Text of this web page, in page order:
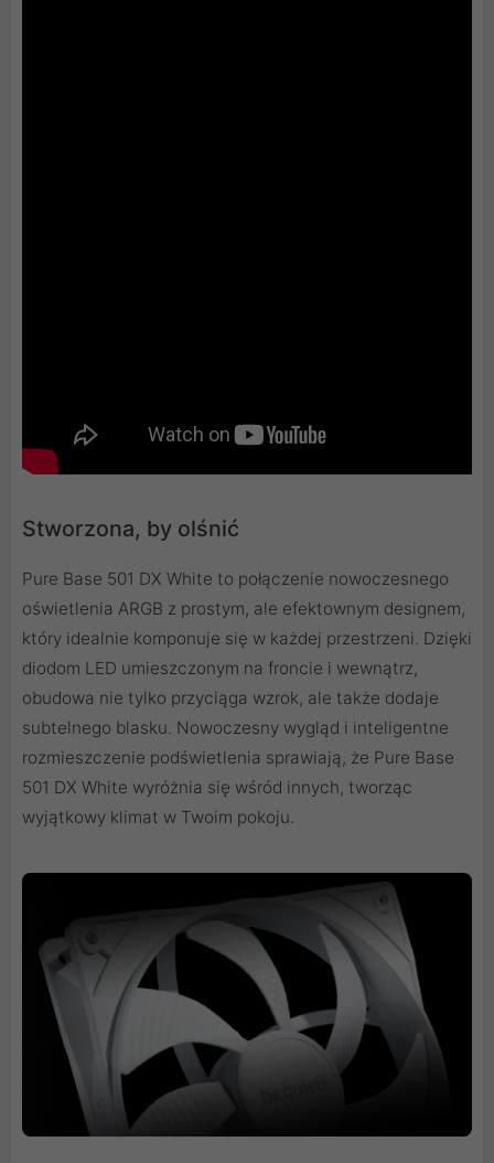
Stworzona, by olśnić
Pure Base 501 DX White to połączenie nowoczesnego
oświetlenia ARGB z prostym, ale efektownym designem,
który idealnie komponuje się w każdej przestrzeni. Dzięki
diodom LED umieszczonym na froncie i wewnątrz,
obudowa nie tylko przyciąga wzrok, ale także dodaje
subtelnego blasku. Nowoczesny wygląd i inteligentne
rozmieszczenie podświetlenia sprawiają, że Pure Base
501 DX White wyróżnia się wśród innych, tworząc
wyjątkowy klimat w Twoim pokoju.